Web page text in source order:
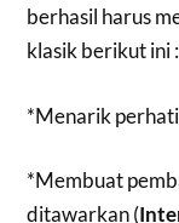
berhasil harus
klasik berikut ini :
*Menarik
*Membuat
ditawarkan (